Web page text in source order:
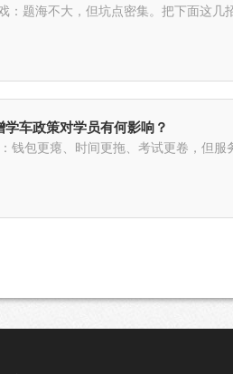
：题海不大，但坑点密集。把下面这
学车政策对学员有何影响？
钱包更瘪、时间更拖、考试更卷，但